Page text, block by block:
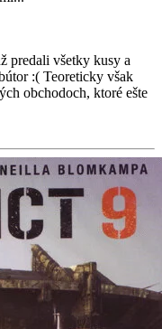
predali všetky kusy a
:( Teoreticky však
obchodoch, ktoré ešte